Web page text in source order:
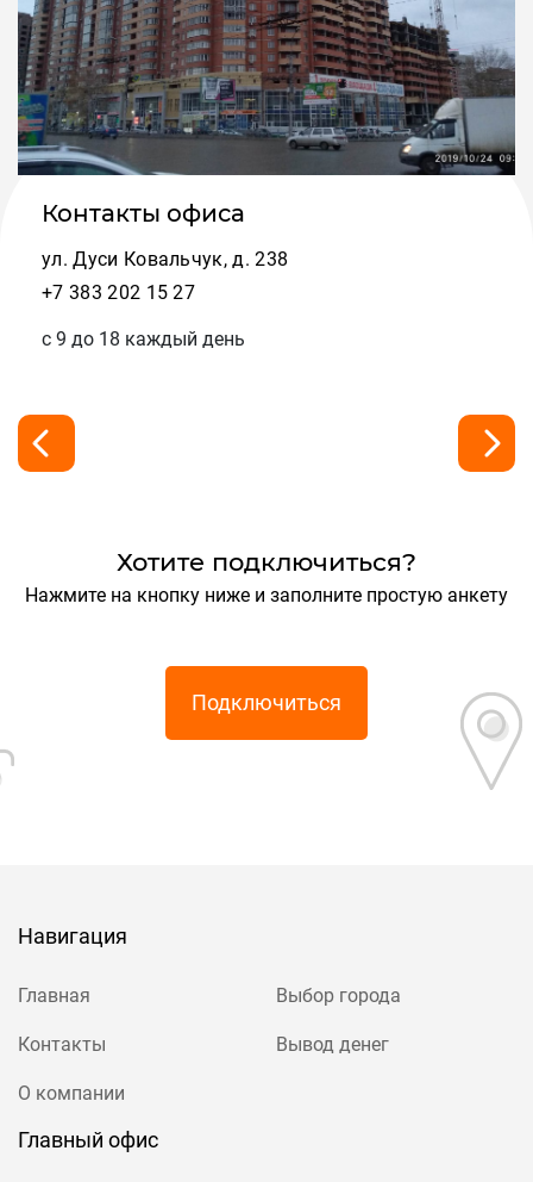
Контакты офиса
ул. Дуси Ковальчук, д. 238
+7 383 202 15 27
с 9 до 18 каждый день
Хотите подключиться?
Нажмите на кнопку ниже и заполните простую анкету
Подключиться
Навигация
Главная
Контакты
О компании
Выбор города
Вывод денег
Главный офис